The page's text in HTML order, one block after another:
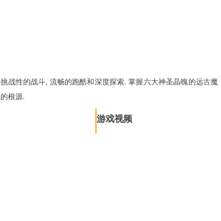
战性的战斗, 流畅的跑酷和深度探索. 掌握六大神圣晶魄的远古魔
根源.
游戏视频